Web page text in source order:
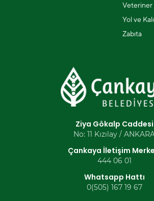
Yol ve
Zabıta
Ziya Gökalp Caddesi
No: 11 Kızılay /
Çankaya İletişim
444 06 01
Whatsapp Hattı
0(505) 167 19 67